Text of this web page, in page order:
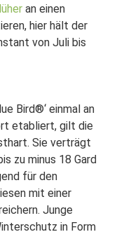
an einen
hier hält der
von Juli bis
Bird®‘ einmal an
etabliert, gilt die
Sie verträgt
zu minus 18 Gard
für den
mit einer
Junge
in Form